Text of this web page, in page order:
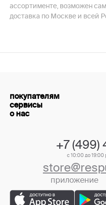
ассортименте, возможен
доставка по Москве и всей
покупателям
сервисы
о нас
+7 (499)
с 10:00 до 19:00
приложение